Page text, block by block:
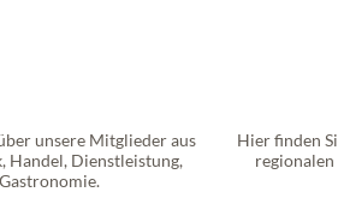
unsere Mitglieder aus
Handel, Dienstleistung,
Hier finden